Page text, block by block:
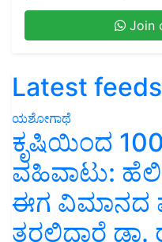
Join
Latest feeds
ಯಶೋಗಾಥೆ
ಕೃಷಿಯಿಂದ
ವಹಿವಾಟು:
ಈಗ ವಿಮಾನದ
ತರಲಿದ್ದಾರೆ ಡಾ.